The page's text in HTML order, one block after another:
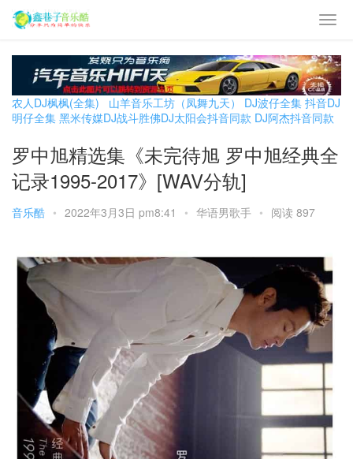
农人DJ枫枫(全集) 山羊音乐工坊（凤舞九天） DJ波仔全集 抖音DJ
明仔全集 黑米传媒DJ战斗胜佛DJ太阳会抖音同款 DJ阿杰抖音同款
罗中旭精选集《未完待旭 罗中旭经典全
记录1995-2017》[WAV分轨]
音乐酷 • 2022年3月3日 pm8:41 • 华语男歌手 • 阅读 897